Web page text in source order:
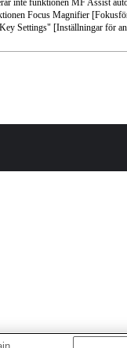
inte funktionen MF Assist
Focus Magnifier
Settings" [Inställningar för